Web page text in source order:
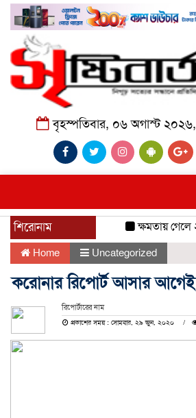
বৃহস্পতিবার, ০৬ অগাস্ট
শিরোনাম ক্ষমতায় গেলে
Home Uncategorized
করোনার রিপোর্ট আসার আগেই
রিপোর্টারের নাম
প্রকাশের সময় : সোমবার, ২৯ জুন, ২০২০